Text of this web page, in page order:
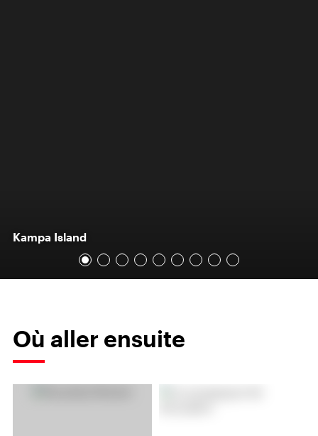
Kampa Island
Où aller ensuite